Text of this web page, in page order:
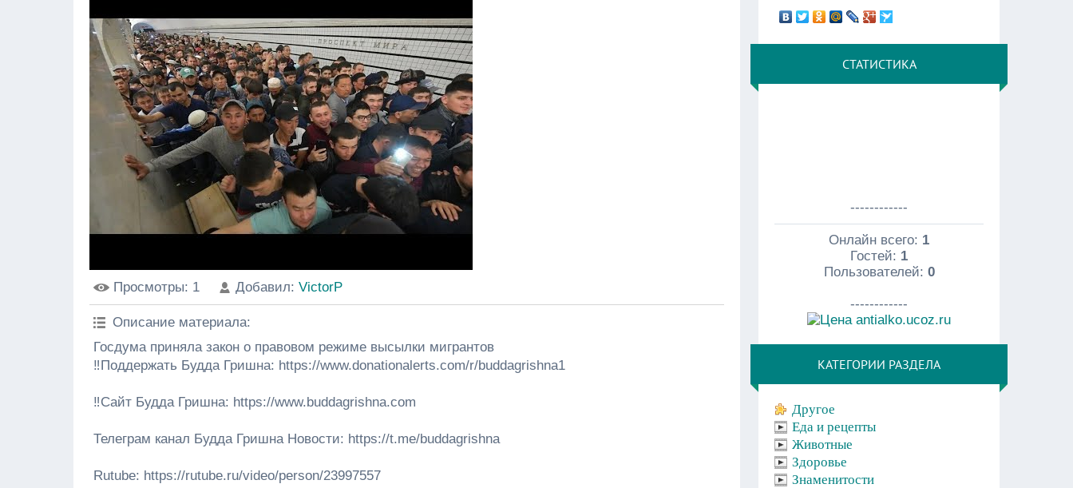
Просмотры: 1 Добавил: VictorP
Описание материала:
Госдума приняла закон о правовом режиме высылки мигрантов
‼️Поддержать Будда Гришна: https://www.donationalerts.com/r/buddagrishna1
‼️Сайт Будда Гришна: https://www.buddagrishna.com
Телеграм канал Будда Гришна Новости: https://t.me/buddagrishna
Rutube: https://rutube.ru/video/person/23997557
СТАТИСТИКА
------------
Онлайн всего: 1
Гостей: 1
Пользователей: 0
------------
КАТЕГОРИИ РАЗДЕЛА
Другое
Еда и рецепты
Животные
Здоровье
Знаменитости